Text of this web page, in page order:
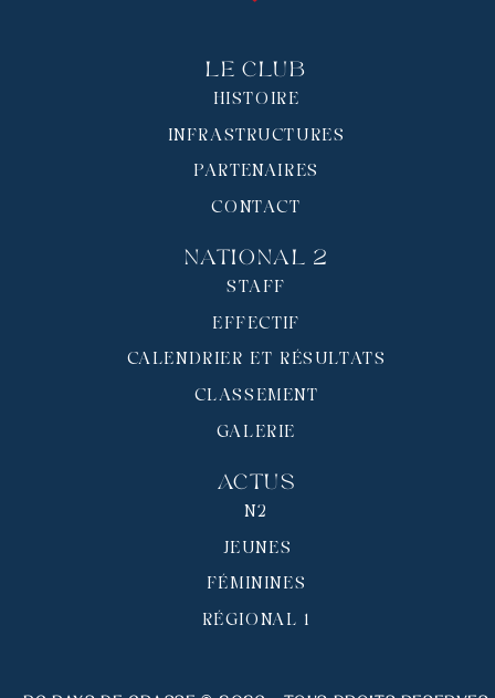
Le Club
HISTOIRE
INFRASTRUCTURES
PARTENAIRES
CONTACT
National 2
STAFF
EFFECTIF
CALENDRIER ET RÉSULTATS
CLASSEMENT
GALERIE
Actus
N2
JEUNES
FÉMININES
RÉGIONAL 1